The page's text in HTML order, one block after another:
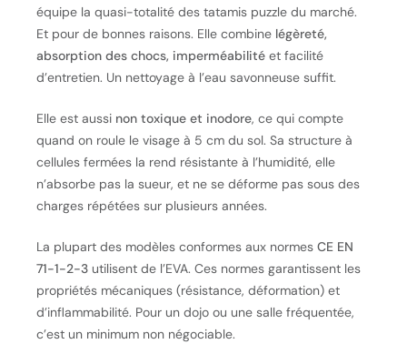
équipe la quasi-totalité des tatamis puzzle du marché.
Et pour de bonnes raisons. Elle combine légèreté,
absorption des chocs, imperméabilité et facilité
d’entretien. Un nettoyage à l’eau savonneuse suffit.
Elle est aussi non toxique et inodore, ce qui compte
quand on roule le visage à 5 cm du sol. Sa structure à
cellules fermées la rend résistante à l’humidité, elle
n’absorbe pas la sueur, et ne se déforme pas sous des
charges répétées sur plusieurs années.
La plupart des modèles conformes aux normes CE EN
71-1-2-3 utilisent de l’EVA. Ces normes garantissent les
propriétés mécaniques (résistance, déformation) et
d’inflammabilité. Pour un dojo ou une salle fréquentée,
c’est un minimum non négociable.